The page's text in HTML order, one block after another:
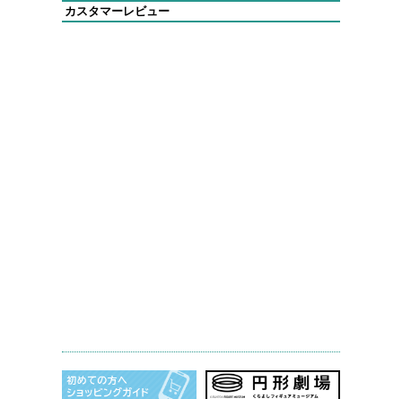
カスタマーレビュー